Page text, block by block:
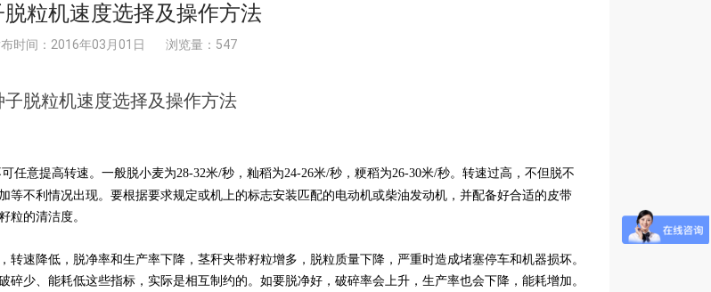
脱粒机速度选择及操作方法
时间：2016年03月01日 浏览量：547
子脱粒机速度选择及操作方法
任意提高转速。一般脱小麦为28-32米/秒，籼稻为24-26米/秒，粳稻为26-30米/秒。转速过高，不但脱不
不利情况出现。要根据要求规定或机上的标志安装匹配的电动机或柴油发动机，并配备好合适的皮带
粒的清洁度。
速降低，脱净率和生产率下降，茎秆夹带籽粒增多，脱粒质量下降，严重时造成堵塞停车和机器损坏。
少、能耗低这些指标，实际是相互制约的。如要脱净好，破碎率会上升，生产率也会下降，能耗增加。